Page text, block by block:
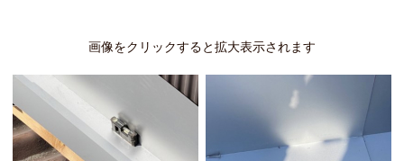
画像をクリックすると拡大表示されます